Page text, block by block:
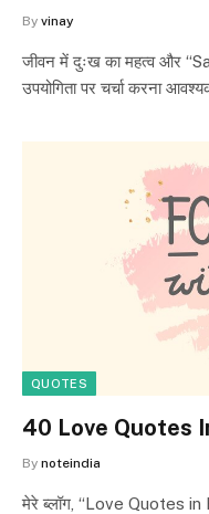
By vinay
जीवन में दुःख का महत्व और
उपयोगिता पर चर्चा करना
QUOTES
40 Love Quotes
By noteindia
मेरे ब्लॉग, “Love Quotes in